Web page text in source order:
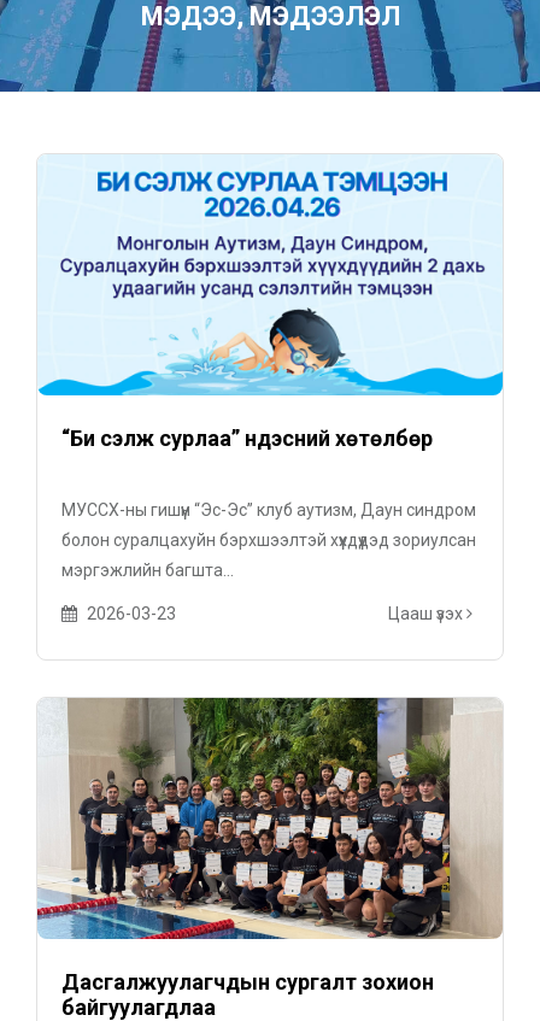
МЭДЭЭ, МЭДЭЭЛЭЛ
“Би сэлж сурлаа” үндэсний хөтөлбөр
МУССХ-ны гишүүн “Эс-Эс” клуб аутизм, Даун синдром
болон суралцахуйн бэрхшээлтэй хүүхдүүдэд зориулсан
мэргэжлийн багшта...
2026-03-23 Цааш үзэх
Дасгалжуулагчдын сургалт зохион
байгуулагдлаа